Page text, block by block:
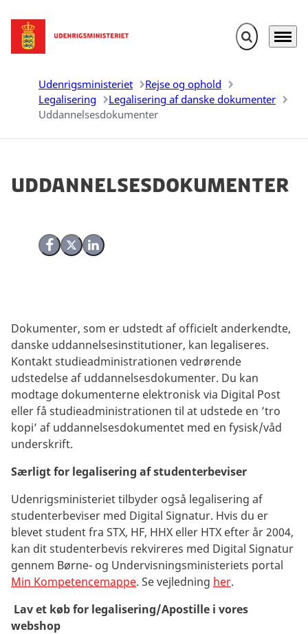
Gå til forsiden Fold søgefelt
Menu
Udenrigsministeriet
Rejse og ophold
Legalisering
Legalisering af danske dokumenter
Uddannelsesdokumenter
Uddannelsesdokumenter
Del på Facebook
Del på X (Twitter)
Del på LinkedIn
Dokumenter, som er udstedt af officielt anderkendte,
danske uddannelsesinstitutioner, kan legaliseres.
Kontakt studieadministrationen vedrørende
udstedelse af uddannelsesdokumenter. Du kan
modtage dokumenterne elektronisk via Digital Post
eller få studieadministrationen til at udstede en ’tro
kopi’ af uddannelsesdokumentet med en fysisk/våd
underskrift.
Særligt for legalisering af studenterbeviser
Udenrigsministeriet tilbyder også legalisering af
studenterbeviser med Digital Signatur. Hvis du er
blevet student fra STX, HF, HHX eller HTX efter år 2004,
kan dit studenterbevis rekvireres med Digital Signatur
gennem Børne- og Undervisningsministeriets portal
Min Kompetencemappe. Se vejledning her.
Lav et køb for legalisering/Apostille i vores
webshop